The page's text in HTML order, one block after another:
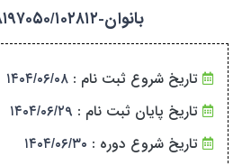
بانوان-۱۴۰۴۶۸۱۹۷۰۵۰/۱۰۲۸۱۲
تاریخ شروع ثبت نام : ۱۴۰۴/۰۶/۰۸
تاریخ پایان ثبت نام : ۱۴۰۴/۰۶/۲۹
تاریخ شروع دوره : ۱۴۰۴/۰۶/۳۰